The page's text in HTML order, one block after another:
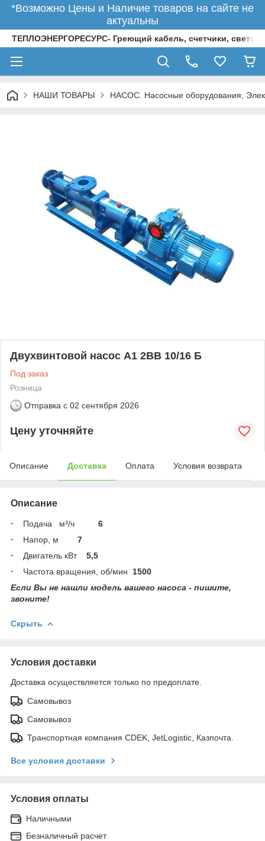
*Возможно Цены и Наличие товаров на сайте не
актуальны
ТЕПЛОЭНЕРГОРЕСУРС- Греющий кабель, счетчики,
НАШИ ТОВАРЫ НАСОС. Насосные оборудования,
Двухвинтовой насос А1 2ВВ 10/16 Б
Под заказ
Розница
Отправка с 02 сентября 2026
Цену уточняйте
Описание Доставка Оплата Условия возврата
Описание
· Подача м³/ч 6
·
Напор, м 7
·
Двигатель кВт 5,5
·
Частота вращения, об/мин 1500
Если Вы не нашли модель вашего насоса - пишите,
звоните!
Скрыть
Условия доставки
Доставка осуществляется только по предоплате.
Самовывоз
Самовывоз
Транспортная компания CDEK, JetLogistic, Казпочта.
Все условия доставки
Условия оплаты
Наличными
Безналичный расчет